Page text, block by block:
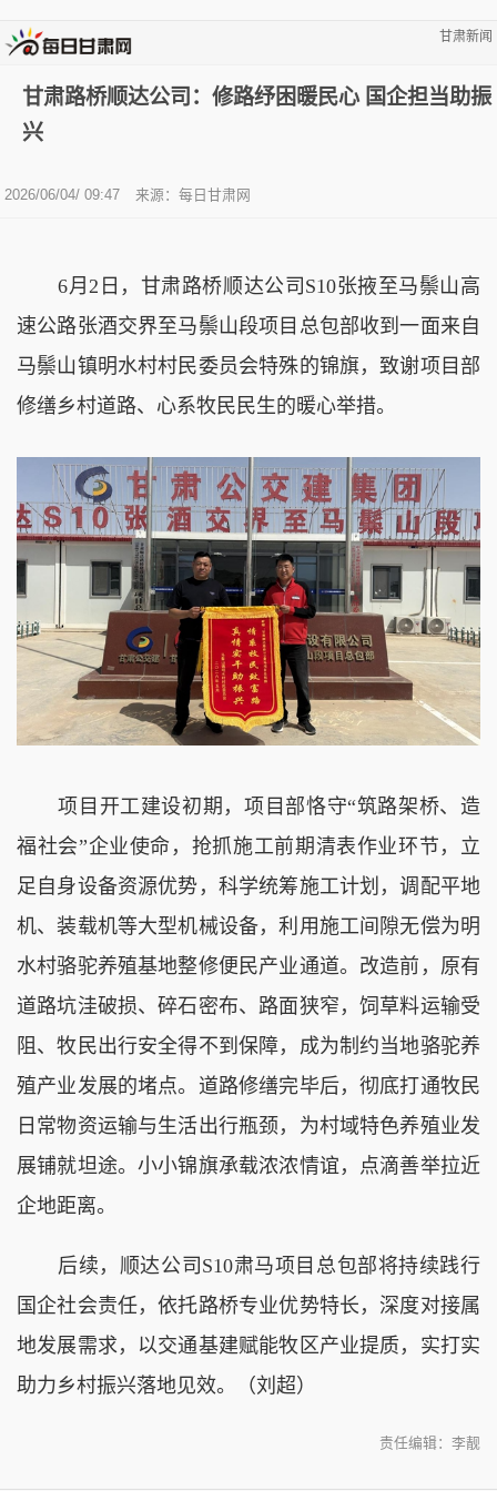
甘肃新闻
甘肃路桥顺达公司：修路纾困暖民心 国企担当助振
兴
2026/06/04/ 09:47 来源： 每日甘肃网
6月2日，甘肃路桥顺达公司S10张掖至马鬃山高
速公路张酒交界至马鬃山段项目总包部收到一面来自
马鬃山镇明水村村民委员会特殊的锦旗，致谢项目部
修缮乡村道路、心系牧民民生的暖心举措。
项目开工建设初期，项目部恪守“筑路架桥、造
福社会”企业使命，抢抓施工前期清表作业环节，立
足自身设备资源优势，科学统筹施工计划，调配平地
机、装载机等大型机械设备，利用施工间隙无偿为明
水村骆驼养殖基地整修便民产业通道。改造前，原有
道路坑洼破损、碎石密布、路面狭窄，饲草料运输受
阻、牧民出行安全得不到保障，成为制约当地骆驼养
殖产业发展的堵点。道路修缮完毕后，彻底打通牧民
日常物资运输与生活出行瓶颈，为村域特色养殖业发
展铺就坦途。小小锦旗承载浓浓情谊，点滴善举拉近
企地距离。
后续，顺达公司S10肃马项目总包部将持续践行
国企社会责任，依托路桥专业优势特长，深度对接属
地发展需求，以交通基建赋能牧区产业提质，实打实
助力乡村振兴落地见效。（刘超）
责任编辑：李靓